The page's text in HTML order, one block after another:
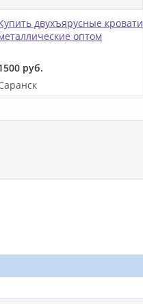
двухъярусные кровати
оптом
руб.